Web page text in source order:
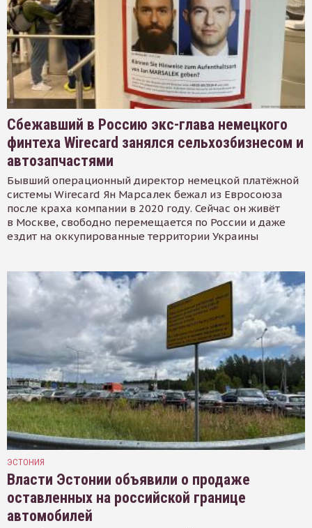
Сбежавший в Россию экс-глава немецкого
финтеха Wirecard занялся сельхозбизнесом и
автозапчастями
Бывший операционный директор немецкой платёжной
системы Wirecard Ян Марсалек бежал из Евросоюза
после краха компании в 2020 году. Сейчас он живёт
в Москве, свободно перемещается по России и даже
ездит на оккупированные территории Украины
ЭСТОНИЯ
Власти Эстонии объявили о продаже
оставленных на российской границе
автомобилей